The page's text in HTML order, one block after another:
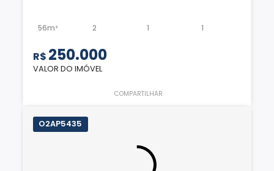
56m² 2 1 1
R$ 250.000
VALOR DO IMÓVEL
COMPARTILHAR
O2AP5435